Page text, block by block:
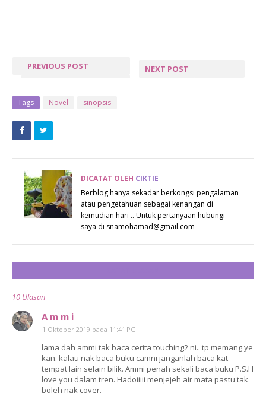
PREVIOUS POST
SELAWAT
DALAM RUMI
NEXT POST
Tags Novel sinopsis
DICATAT OLEH CIKTIE
Berblog hanya sekadar berkongsi pengalaman
atau pengetahuan sebagai kenangan di
kemudian hari .. Untuk pertanyaan hubungi
saya di snamohamad@gmail.com
10 Ulasan
A m m i
1 Oktober 2019 pada 11:41 PG
lama dah ammi tak baca cerita touching2 ni.. tp memang ye
kan. kalau nak baca buku camni janganlah baca kat
tempat lain selain bilik. Ammi penah sekali baca buku P.S.I I
love you dalam tren. Hadoiiiii menjejeh air mata pastu tak
boleh nak cover.